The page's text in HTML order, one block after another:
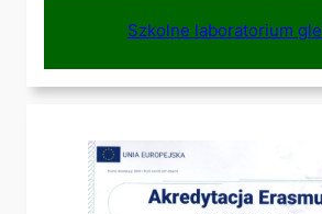
Szkolne laboratorium